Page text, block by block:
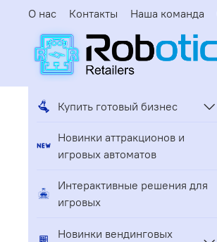
О нас Контакты Наша команда
Купить готовый бизнес
Новинки аттракционов и
игровых автоматов
Интерактивные решения для
игровых
Новинки вендинговых